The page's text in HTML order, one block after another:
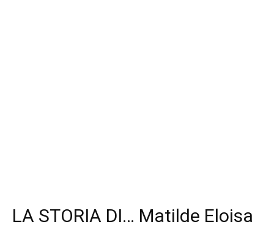
LA STORIA DI… Matilde Eloisa